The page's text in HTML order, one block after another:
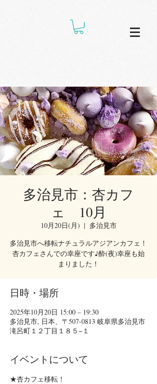
多治見市：杏カフ
ェ 10月
10月20日(月)
  |
多治見市
多治見市へ移転ナチュラルアジアンカフェ！
杏カフェさんでの幸座です♪酔(夜)幸座も始
まりました！
日時・場所
2025年10月20日 15:00 – 19:30
多治見市, 日本、〒507-0813 岐阜県多治見市
滝呂町１２丁目１８５−１
イベントについて
★杏カフェ移転！